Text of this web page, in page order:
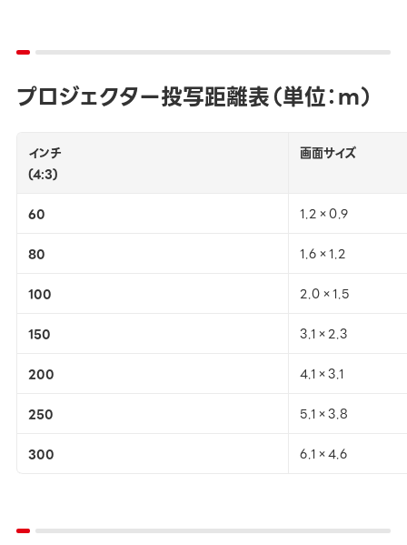
プロジェクター投写距離表（単位：ｍ）
インチ
(4:3)
画面サイズ
60 1.2×0.9
80 1.6×1.2
100 2.0×1.5
150 3.1×2.3
200 4.1×3.1
250 5.1×3.8
300 6.1×4.6